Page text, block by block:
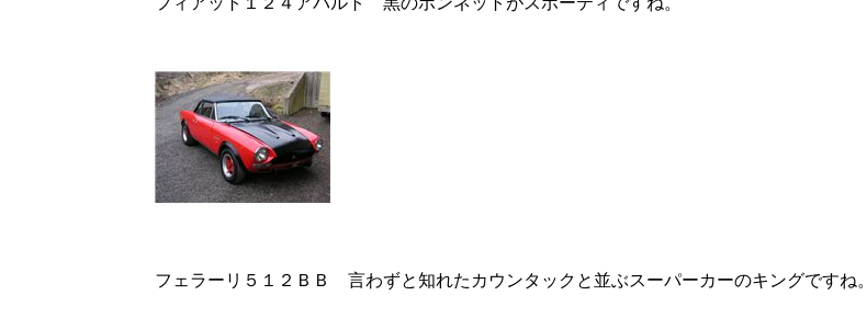
フェラーリ５１２ＢＢ 言わずと知れたカウンタックと並ぶスーパーカーのキングですね。